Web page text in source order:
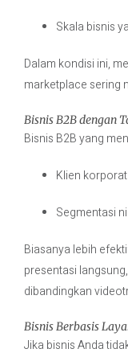
Skala bisnis
Dalam kondisi ini,
marketplace sering
Bisnis B2B dengan
Bisnis B2B yang
Klien korporat
Segmentasi
Biasanya lebih
presentasi
dibandingkan
Bisnis Berbasis
Jika bisnis Anda